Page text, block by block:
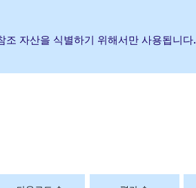
자산을 식별하기 위해서만 사용됩니다.